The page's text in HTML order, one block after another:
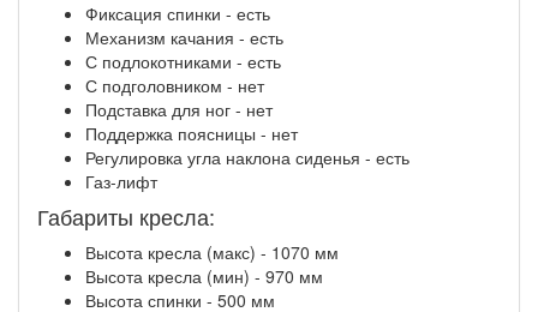
Фиксация спинки - есть
Механизм качания - есть
С подлокотниками - есть
С подголовником - нет
Подставка для ног - нет
Поддержка поясницы - нет
Регулировка угла наклона сиденья - есть
Газ-лифт
Габариты кресла:
Высота кресла (макс) - 1070 мм
Высота кресла (мин) - 970 мм
Высота спинки - 500 мм